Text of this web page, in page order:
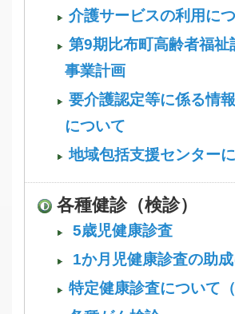
介護サービスの利用に
第9期比布町高齢者福祉
事業計画
要介護認定等に係る情
について
地域包括支援センター
各種健診（検診）
5歳児健康診査
1か月児健康診査の助
特定健康診査について（